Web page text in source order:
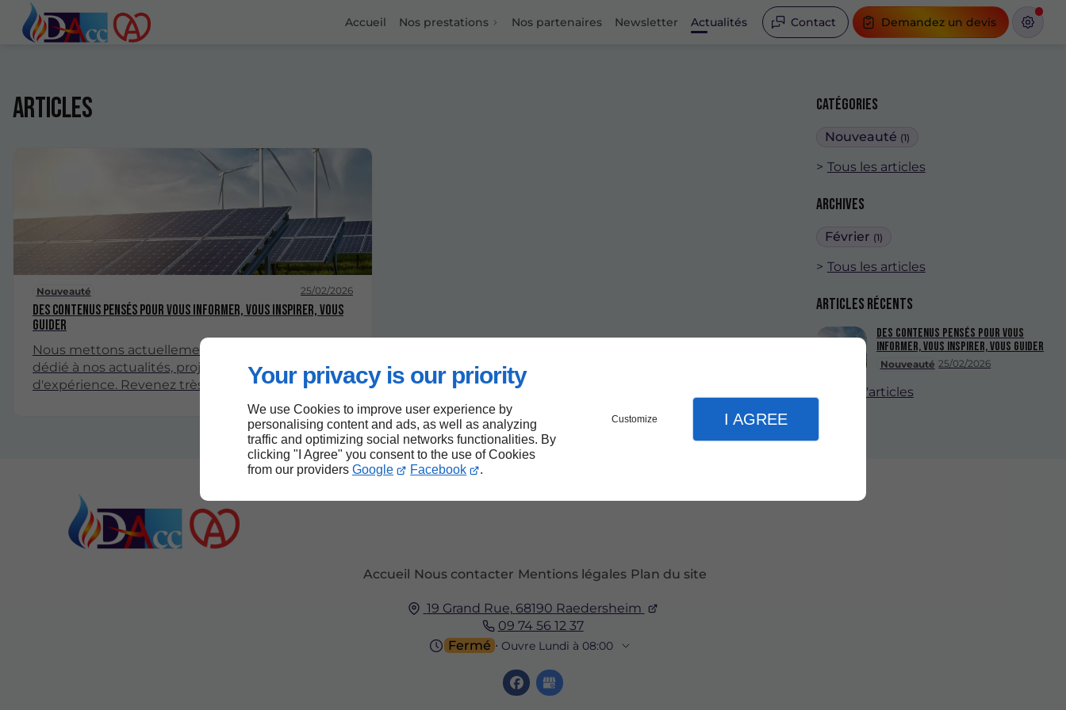
Your privacy is our priority
We use Cookies to improve user experience by
personalising content and ads, as well as analyzing
traffic and optimizing social networks functionalities. By
clicking "I Agree" you consent to the use of Cookies
from our providers Google Facebook .
Customize I AGREE
Accueil Nos prestations Nos partenaires Newsletter Actualités Contact Demandez un devis
Catégories
Nouveauté (1)
Tous les articles
Archives
Février (1)
Tous les articles
Articles récents
Nouveauté 25/02/2026
Des contenus pensés pour vous
informer, vous inspirer, vous guider
Plus d'articles
Articles
Nouveauté 25/02/2026
Des contenus pensés pour vous informer, vous inspirer, vous
guider
Nous mettons actuellement en place un espace
dédié à nos actualités, projets et partages
d'expérience. Revenez très bientôt pour découvrir
Accueil Nous contacter Mentions légales Plan du site
19 Grand Rue, 68190 Raedersheim
09 74 56 12 37
Fermé ⋅ Ouvre Lundi à 08:00